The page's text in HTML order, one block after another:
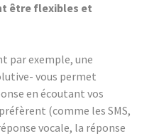
être flexibles et
par exemple, une
vous permet
en écoutant vos
(comme les SMS,
vocale, la réponse